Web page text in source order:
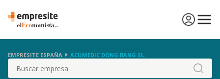
EMPRESITE ESPAÑA ACUMEDIC DONG BANG SL.
Buscar